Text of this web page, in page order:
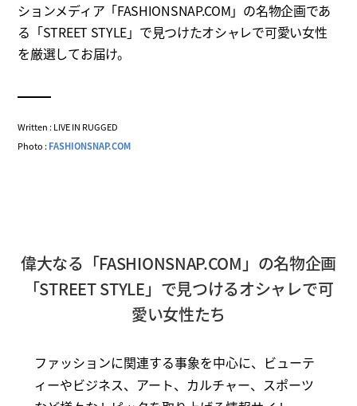
ションメディア「FASHIONSNAP.COM」の名物企画であ
る「STREET STYLE」で見つけたオシャレで可愛い女性
を厳選してお届け。
Written : LIVE IN RUGGED
Photo :FASHIONSNAP.COM
偉大なる「FASHIONSNAP.COM」の名物企画
「STREET STYLE」で見つけるオシャレで可
愛い女性たち
ファッションに関連する事象を中心に、ビューテ
ィーやビジネス、アート、カルチャー、スポーツ